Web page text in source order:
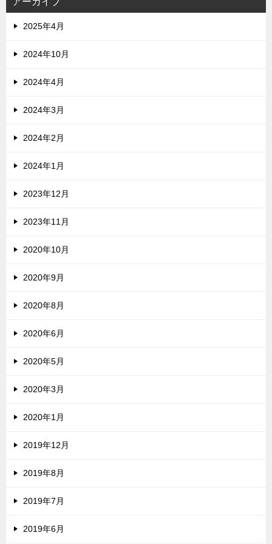
2025年4月
2024年10月
2024年4月
2024年3月
2024年2月
2024年1月
2023年12月
2023年11月
2020年10月
2020年9月
2020年8月
2020年6月
2020年5月
2020年3月
2020年1月
2019年12月
2019年8月
2019年7月
2019年6月